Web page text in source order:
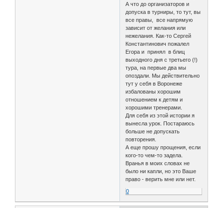
А что до организаторов и
допуска в турниры, то тут, вы
все правы, все напрямую
зависит от желания или
нежелания. Как-то Сергей
Константинович пожалел
Егора и принял в блиц
выходного дня с третьего (!)
тура, на первые два мы
опоздали. Мы действительно
тут у себя в Воронеже
избалованы хорошим
отношением к детям и
хорошими тренерами.
Для себя из этой истории я
вынесла урок. Постараюсь
больше не допускать
повторения.
А еще прошу прощения, если
кого-то чем-то задела.
Вранья в моих словах не
было ни капли, но это Ваше
право - верить мне или нет.
0